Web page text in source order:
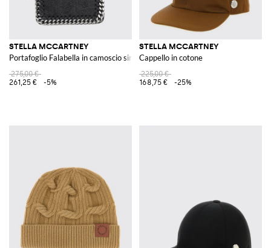
STELLA MCCARTNEY
Portafoglio Falabella in camoscio sintetico cracklé
275,00 €
261,25 €
-5%
STELLA MCCARTNEY
Cappello in cotone
225,00 €
168,75 €
-25%